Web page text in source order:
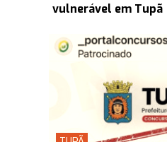
vulnerável em Tupã